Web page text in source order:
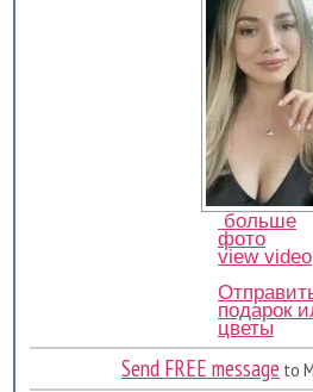
больше
фото
view video
подарок
цветы
Send FREE message to